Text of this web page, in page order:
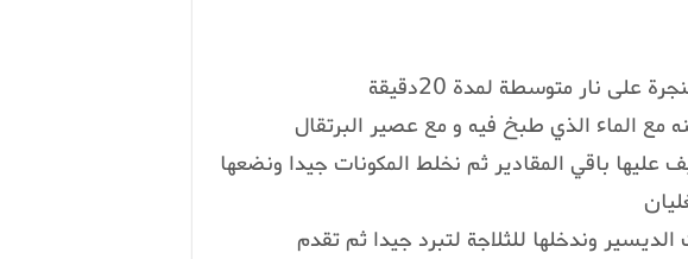
نار متوسطة لمدة 20دقيقة
الماء الذي طبخ فيه و مع عصير البرتقال
باقي المقادير ثم نخلط المكونات جيدا ونضعها
وندخلها للثلاجة لتبرد جيدا ثم تقدم